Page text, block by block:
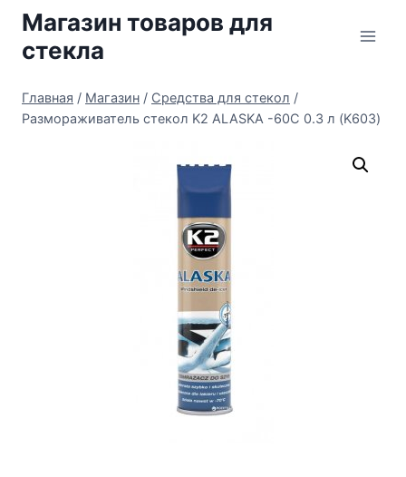
Перейти
содержимому
Магазин товаров для
стекла
Главная / Магазин / Средства для стекол /
Размораживатель стекол K2 ALASKA -60C 0.3 л (K603)